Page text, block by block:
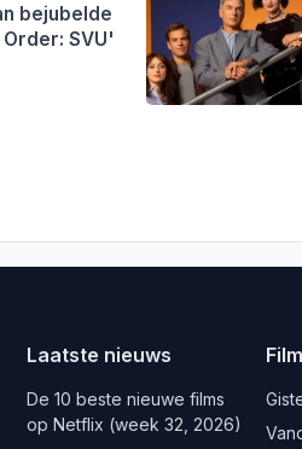
bejubelde
SVU'
Laatste nieuws
De 10 beste nieuwe films
op Netflix (week 32, 2026)